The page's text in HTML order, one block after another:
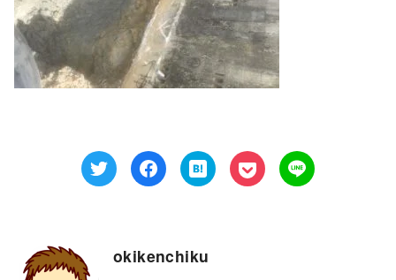
okikenchiku